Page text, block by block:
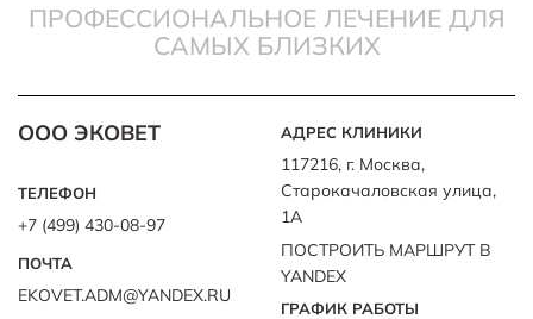
ПРОФЕССИОНАЛЬНОЕ ЛЕЧЕНИЕ ДЛЯ
САМЫХ БЛИЗКИХ
ООО ЭКОВЕТ
ТЕЛЕФОН
+7 (499) 430-08-97
ПОЧТА
EKOVET.ADM@YANDEX.RU
АДРЕС КЛИНИКИ
117216, г. Москва,
Старокачаловская улица,
1А
ПОСТРОИТЬ МАРШРУТ В
YANDEX
ГРАФИК РАБОТЫ